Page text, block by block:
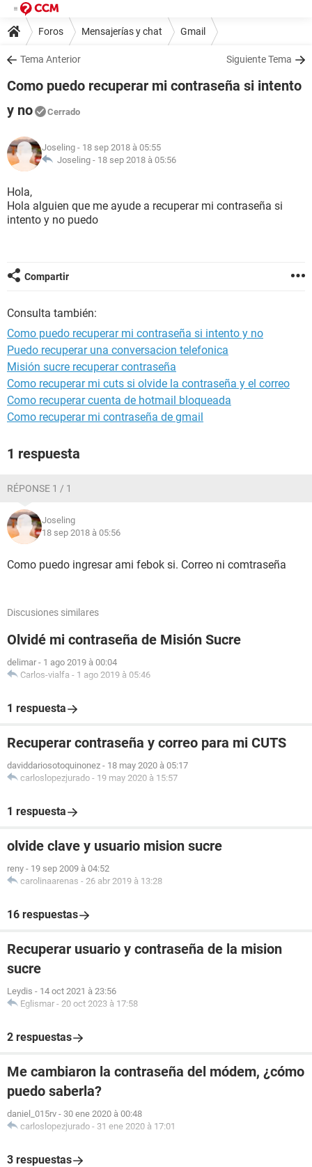
Foros Mensajerías y chat Gmail
Tema Anterior Siguiente Tema
Como puedo recuperar mi contraseña si intento
y no
Cerrado
Joseling - 18 sep 2018 à 05:55
Joseling - 18 sep 2018 à 05:56
Hola,
Hola alguien que me ayude a recuperar mi contraseña si
intento y no puedo
Compartir
Consulta también:
Como puedo recuperar mi contraseña si intento y no
Puedo recuperar una conversacion telefonica
Misión sucre recuperar contraseña
Como recuperar mi cuts si olvide la contraseña y el correo
Como recuperar cuenta de hotmail bloqueada
Como recuperar mi contraseña de gmail
1 respuesta
RÉPONSE 1 / 1
Joseling
18 sep 2018 à 05:56
Como puedo ingresar ami febok si. Correo ni comtraseña
Discusiones similares
Olvidé mi contraseña de Misión Sucre
delimar - 1 ago 2019 à 00:04
Carlos-vialfa - 1 ago 2019 à 05:46
1 respuesta
Recuperar contraseña y correo para mi CUTS
daviddariosotoquinonez - 18 may 2020 à 05:17
carloslopezjurado - 19 may 2020 à 15:57
1 respuesta
olvide clave y usuario mision sucre
reny - 19 sep 2009 à 04:52
carolinaarenas - 26 abr 2019 à 13:28
16 respuestas
Recuperar usuario y contraseña de la mision
sucre
Leydis - 14 oct 2021 à 23:56
Eglismar - 20 oct 2023 à 17:58
2 respuestas
Me cambiaron la contraseña del módem, ¿cómo
puedo saberla?
daniel_015rv - 30 ene 2020 à 00:48
carloslopezjurado - 31 ene 2020 à 17:01
3 respuestas